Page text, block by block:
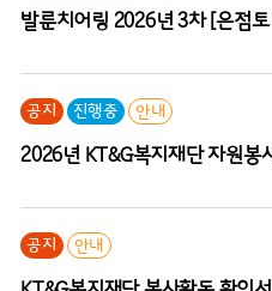
발룬치어링 2026년 3차 [은점
공지 진행중 안내
2026년 KT&G복지재단 자원봉
공지 안내